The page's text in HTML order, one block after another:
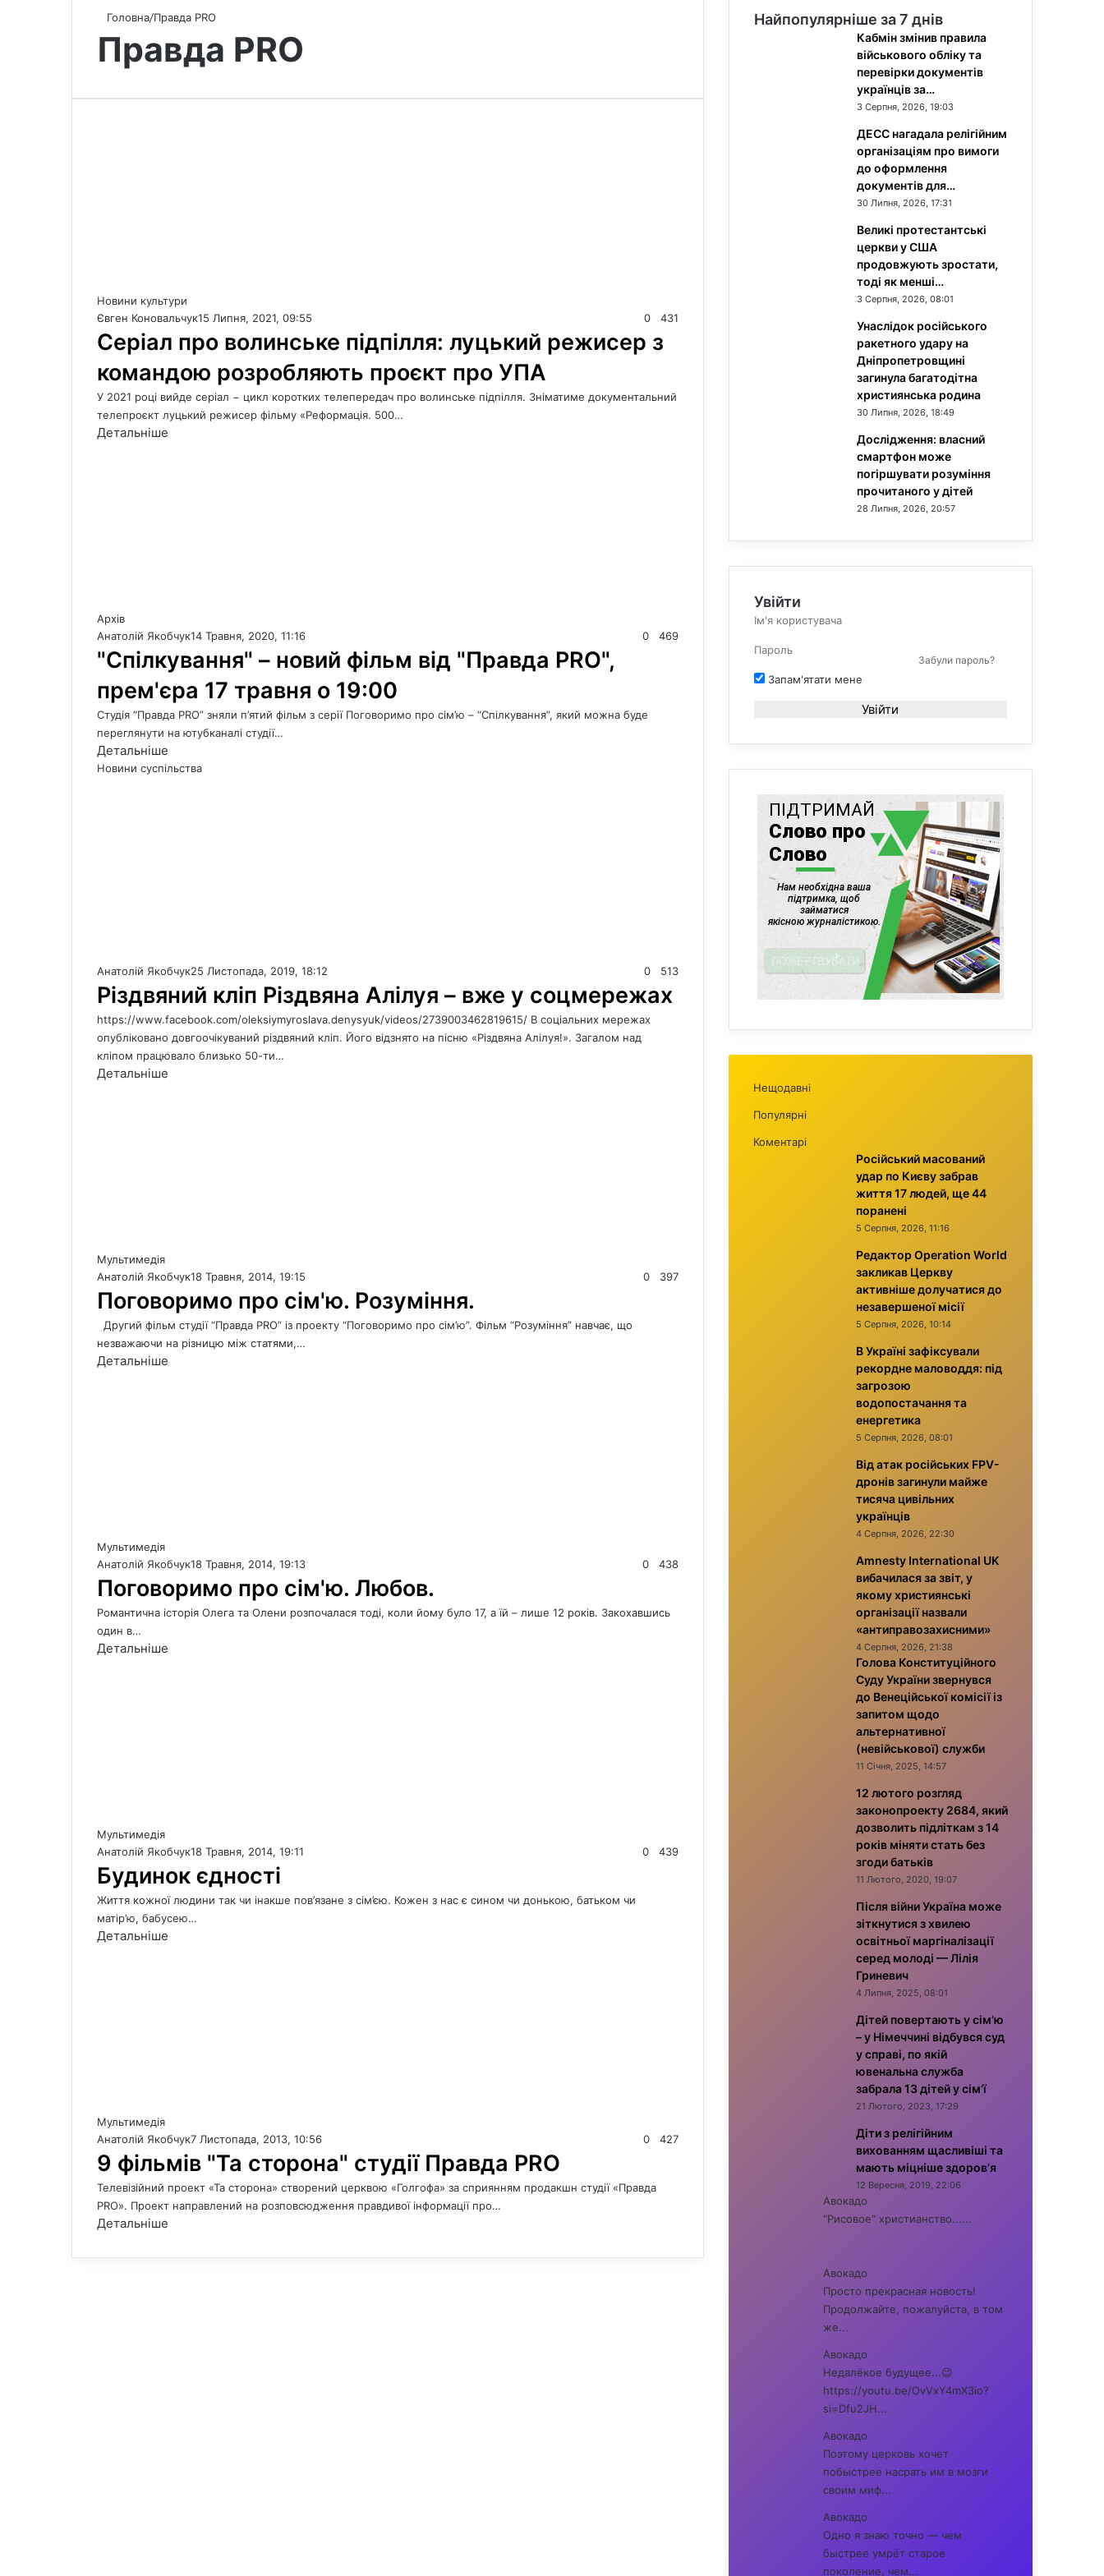
Головна/Правда PRO
Правда PRO
Новини культури
Євген Коновальчук15 Липня, 2021, 09:55 0 431
Серіал про волинське підпілля: луцький режисер з
командою розробляють проєкт про УПА
У 2021 році вийде серіал − цикл коротких телепередач про волинське підпілля. Зніматиме документальний
телепроєкт луцький режисер фільму «Реформація. 500…
Детальніше
Архів
Анатолій Якобчук14 Травня, 2020, 11:16 0 469
"Спілкування" – новий фільм від "Правда PRO",
прем'єра 17 травня о 19:00
Студія “Правда PRO” зняли п’ятий фільм з серії Поговоримо про сім’ю – “Спілкування”, який можна буде
переглянути на ютубканалі студії…
Детальніше
Новини суспільства
Анатолій Якобчук25 Листопада, 2019, 18:12 0 513
Різдвяний кліп Різдвяна Алілуя – вже у соцмережах
https://www.facebook.com/oleksiymyroslava.denysyuk/videos/2739003462819615/ В соціальних мережах
опубліковано довгоочікуваний різдвяний кліп. Його відзнято на пісню «Різдвяна Алілуя!». Загалом над
кліпом працювало близько 50-ти…
Детальніше
Мультимедія
Анатолій Якобчук18 Травня, 2014, 19:15 0 397
Поговоримо про сім'ю. Розуміння.
Другий фільм студії “Правда PRO” із проекту “Поговоримо про сім’ю”. Фільм “Розуміння” навчає, що
незважаючи на різницю між статями,…
Детальніше
Мультимедія
Анатолій Якобчук18 Травня, 2014, 19:13 0 438
Поговоримо про сім'ю. Любов.
Романтична історія Олега та Олени розпочалася тоді, коли йому було 17, а їй – лише 12 років. Закохавшись
один в…
Детальніше
Мультимедія
Анатолій Якобчук18 Травня, 2014, 19:11 0 439
Будинок єдності
Життя кожної людини так чи інакше пов’язане з сім’єю. Кожен з нас є сином чи донькою, батьком чи
матір’ю, бабусею…
Детальніше
Мультимедія
Анатолій Якобчук7 Листопада, 2013, 10:56 0 427
9 фільмів "Та сторона" студії Правда PRO
Телевізійний проект «Та сторона» створений церквою «Голгофа» за сприянням продакшн студії «Правда
PRO». Проект направлений на розповсюдження правдивої інформації про…
Детальніше
Найпопулярніше за 7 днів
Кабмін змінив правила
військового обліку та
перевірки документів
українців за…
3 Серпня, 2026, 19:03
ДЕСС нагадала релігійним
організаціям про вимоги
до оформлення
документів для…
30 Липня, 2026, 17:31
Великі протестантські
церкви у США
продовжують зростати,
тоді як менші…
3 Серпня, 2026, 08:01
Унаслідок російського
ракетного удару на
Дніпропетровщині
загинула багатодітна
християнська родина
30 Липня, 2026, 18:49
Дослідження: власний
смартфон може
погіршувати розуміння
прочитаного у дітей
28 Липня, 2026, 20:57
Увійти
Забули пароль?
Запам'ятати мене
Увійти
Нещодавні
Популярні
Коментарі
Російський масований
удар по Києву забрав
життя 17 людей, ще 44
поранені
5 Серпня, 2026, 11:16
Редактор Operation World
закликав Церкву
активніше долучатися до
незавершеної місії
5 Серпня, 2026, 10:14
В Україні зафіксували
рекордне маловоддя: під
загрозою
водопостачання та
енергетика
5 Серпня, 2026, 08:01
Від атак російських FPV-
дронів загинули майже
тисяча цивільних
українців
4 Серпня, 2026, 22:30
Amnesty International UK
вибачилася за звіт, у
якому християнські
організації назвали
«антиправозахисними»
4 Серпня, 2026, 21:38
Голова Конституційного
Суду України звернувся
до Венеційської комісії із
запитом щодо
альтернативної
(невійськової) служби
11 Січня, 2025, 14:57
12 лютого розгляд
законопроекту 2684, який
дозволить підліткам з 14
років міняти стать без
згоди батьків
11 Лютого, 2020, 19:07
Після війни Україна може
зіткнутися з хвилею
освітньої маргіналізації
серед молоді — Лілія
Гриневич
4 Липня, 2025, 08:01
Дітей повертають у сім’ю
– у Німеччині відбувся суд
у справі, по якій
ювенальна служба
забрала 13 дітей у сім’ї
21 Лютого, 2023, 17:29
Діти з релігійним
вихованням щасливіші та
мають міцніше здоров’я
12 Вересня, 2019, 22:06
Авокадо
"Рисовое" христианство......
Авокадо
Просто прекрасная новость!
Продолжайте, пожалуйста, в том
же...
Авокадо
Недалёкое будущее...😉
https://youtu.be/OvVxY4mX3io?
si=Dfu2JH...
Авокадо
Поэтому церковь хочет
побыстрее насрать им в мозги
своим миф...
Авокадо
Одно я знаю точно — чем
быстрее умрёт старое
поколение, чем...